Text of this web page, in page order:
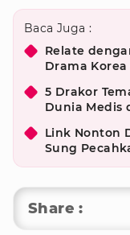
Baca Juga :
Relate
Drama
5 Drakor
Dunia Medis
Link Nonton
Sung
Share :